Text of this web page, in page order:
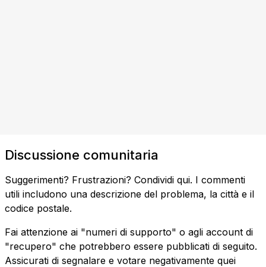
Discussione comunitaria
Suggerimenti? Frustrazioni? Condividi qui. I commenti
utili includono una descrizione del problema, la città e il
codice postale.
Fai attenzione ai "numeri di supporto" o agli account di
"recupero" che potrebbero essere pubblicati di seguito.
Assicurati di segnalare e votare negativamente quei